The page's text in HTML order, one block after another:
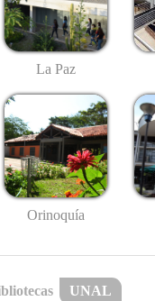
La Paz
Orinoquía
UNAL